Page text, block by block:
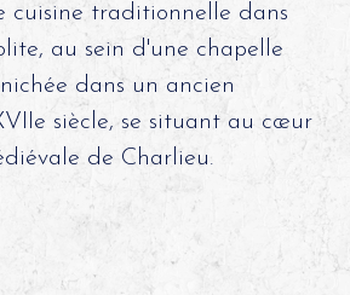
cuisine traditionnelle dans
au sein d'une chapelle
dans un ancien
siècle, se situant au cœur
de Charlieu.